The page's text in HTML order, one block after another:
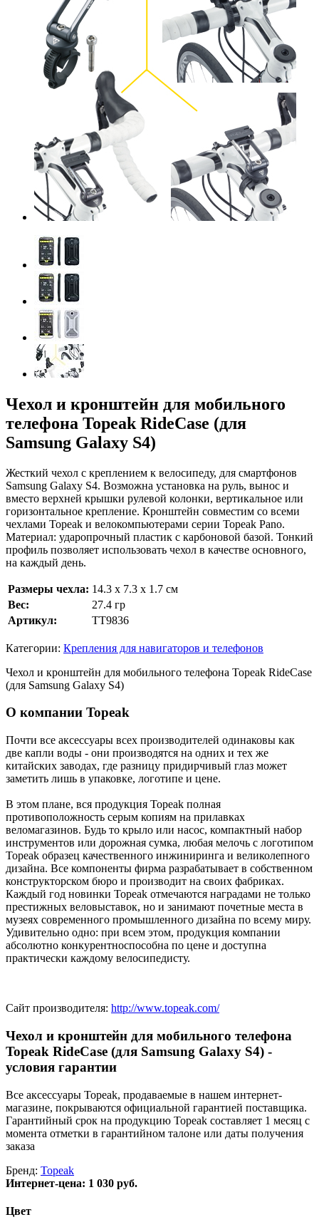
Чехол и кронштейн для мобильного
телефона Topeak RideCase (для
Samsung Galaxy S4)
Жесткий чехол с креплением к велосипеду, для смартфонов
Samsung Galaxy S4. Возможна установка на руль, вынос и
вместо верхней крышки рулевой колонки, вертикальное или
горизонтальное крепление. Кронштейн совместим со всеми
чехлами Topeak и велокомпьютерами серии Topeak Pano.
Материал: ударопрочный пластик с карбоновой базой. Тонкий
профиль позволяет использовать чехол в качестве основного,
на каждый день.
Размеры чехла: 14.3 x 7.3 x 1.7 см
Вес:
27.4 гр
Артикул:
TT9836
Категории: Крепления для навигаторов и телефонов
Чехол и кронштейн для мобильного телефона Topeak RideCase
(для Samsung Galaxy S4)
О компании Topeak
Почти все аксессуары всех производителей одинаковы как
две капли воды - они производятся на одних и тех же
китайских заводах, где разницу придирчивый глаз может
заметить лишь в упаковке, логотипе и цене.
В этом плане, вся продукция Topeak полная
противоположность серым копиям на прилавках
веломагазинов. Будь то крыло или насос, компактный набор
инструментов или дорожная сумка, любая мелочь с логотипом
Topeak образец качественного инжиниринга и великолепного
дизайна. Все компоненты фирма разрабатывает в собственном
конструкторском бюро и производит на своих фабриках.
Каждый год новинки Topeak отмечаются наградами не только
престижных веловыставок, но и занимают почетные места в
музеях современного промышленного дизайна по всему миру.
Удивительно одно: при всем этом, продукция компании
абсолютно конкурентноспособна по цене и доступна
практически каждому велосипедисту.
Сайт производителя: http://www.topeak.com/
Чехол и кронштейн для мобильного телефона
Topeak RideCase (для Samsung Galaxy S4) -
условия гарантии
Все аксессуары Topeak, продаваемые в нашем интернет-
магазине, покрываются официальной гарантией поставщика.
Гарантийный срок на продукцию Topeak составляет 1 месяц с
момента отметки в гарантийном талоне или даты получения
заказа
Бренд: Topeak
Интернет-цена: 1 030 руб.
Цвет